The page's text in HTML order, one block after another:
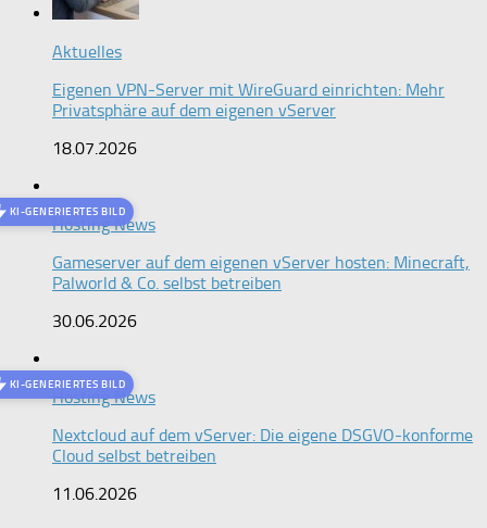
Aktuelles
Eigenen VPN-Server mit WireGuard einrichten: Mehr
Privatsphäre auf dem eigenen vServer
18.07.2026
KI-GENERIERTES BILD
Hosting News
Gameserver auf dem eigenen vServer hosten: Minecraft,
Palworld & Co. selbst betreiben
30.06.2026
KI-GENERIERTES BILD
Hosting News
Nextcloud auf dem vServer: Die eigene DSGVO-konforme
Cloud selbst betreiben
11.06.2026